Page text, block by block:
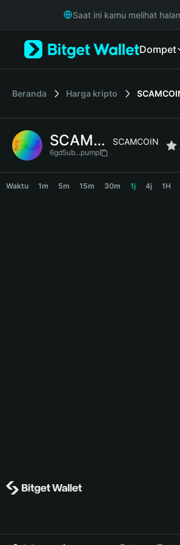
Русский
Italiano
简体中文
繁體中文
Bahasa Indonesia
Saat ini kamu melihat
Dompet
Beranda Harga kripto
SCAMCOIN SCAMCOIN
6gd5ub...pump
Waktu 1m 5m 15m 30m 1j 4j 1H